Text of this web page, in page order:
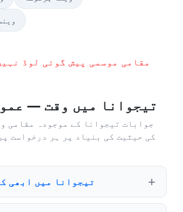
مقامی موسمی پیش گوئی لوڈ
تیجوانا میں وقت —
جوابات تیجوانا کے موجودہ مقامی
تیجوانا میں ابھی